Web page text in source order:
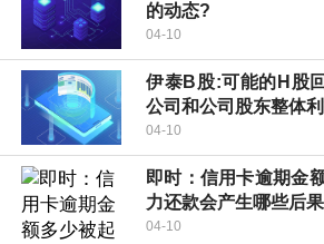
的动态?
04-10
伊泰B股:可能的H股
公司和公司股东整体
04-10
即时：信用卡逾期金
力还款会产生哪些后
04-10